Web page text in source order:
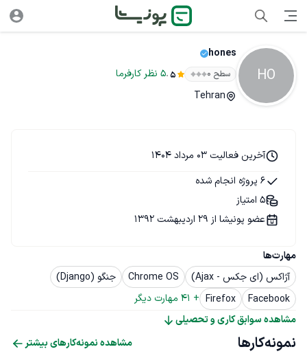
HO
hones
سطح ۰ 5
.
5 نظر کارفرما
Tehran
مهارت‌ها
آژاکس (ای جکس - Ajax)
Chrome OS
جنگو (Django)
Facebook
Firefox
+
41 مهارت دیگر
مشاهده سوابق کاری و تحصیلی
آخرین فعالیت 03 مرداد 1404
6 پروژه انجام شده
5 امتیاز
عضو پونیشا از 29 اردیبهشت 1392
نمونه‌کارها مشاهده نمونه‌کارهای بیشتر